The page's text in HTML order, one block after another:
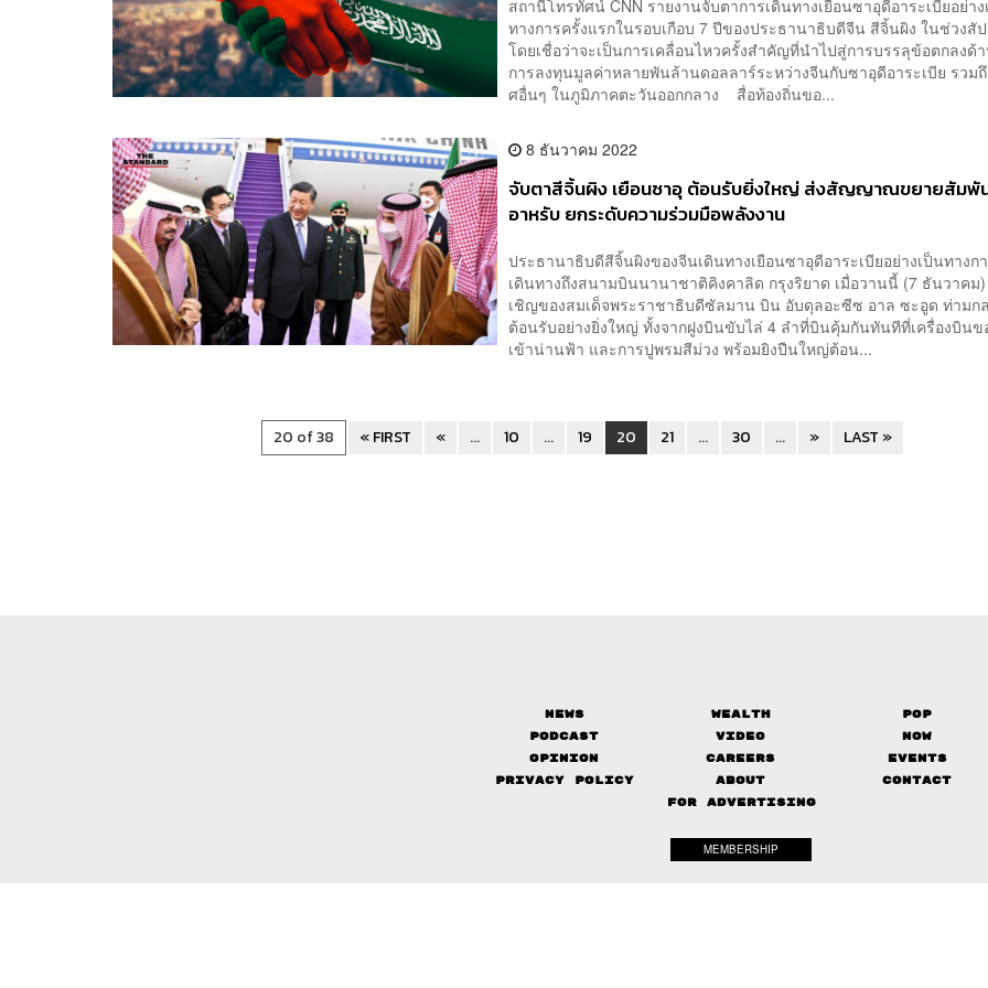
สถานีโทรทัศน์ CNN รายงานจับตาการเดินทางเยือนซาอุดีอาระเบียอย่า
ทางการครั้งแรกในรอบเกือบ 7 ปีของประธานาธิบดีจีน สีจิ้นผิง ในช่วงสั
โดยเชื่อว่าจะเป็นการเคลื่อนไหวครั้งสำคัญที่นำไปสู่การบรรลุข้อตกลงด้
การลงทุนมูลค่าหลายพันล้านดอลลาร์ระหว่างจีนกับซาอุดีอาระเบีย รวมถึ
ศอื่นๆ ในภูมิภาคตะวันออกกลาง สื่อท้องถิ่นขอ...
8 ธันวาคม 2022
จับตาสีจิ้นผิง เยือนซาอุ ต้อนรับยิ่งใหญ่ ส่งสัญญาณขยายสัมพั
อาหรับ ยกระดับความร่วมมือพลังงาน
ประธานาธิบดีสีจิ้นผิงของจีนเดินทางเยือนซาอุดีอาระเบียอย่างเป็นทางก
เดินทางถึงสนามบินนานาชาติคิงคาลิด กรุงริยาด เมื่อวานนี้ (7 ธันวาคม
เชิญของสมเด็จพระราชาธิบดีซัลมาน บิน อับดุลอะซีซ อาล ซะอูด ท่ามก
ต้อนรับอย่างยิ่งใหญ่ ทั้งจากฝูงบินขับไล่ 4 ลำที่บินคุ้มกันทันทีที่เครื่องบิน
เข้าน่านฟ้า และการปูพรมสีม่วง พร้อมยิงปืนใหญ่ต้อน...
20 of 38 « FIRST « ... 10 ... 19 20 21 ... 30 ... » LAST »
News Wealth
Pop
Podcast
Video
Now
Opinion
Careers
Events
Privacy Policy
About
Contact
FOR ADVERTISING
MEMBERSHIP